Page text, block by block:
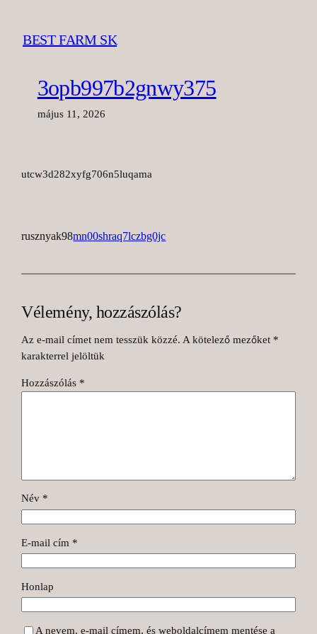
tartalomhoz
BEST FARM SK
3opb997b2gnwy375
május 11, 2026
utcw3d282xyfg706n5luqama
rusznyak98mn00shraq7lczbg0jc
Vélemény, hozzászólás?
Az e-mail címet nem tesszük közzé. A kötelező mezőket *
karakterrel jelöltük
Hozzászólás *
Név *
E-mail cím *
Honlap
A nevem, e-mail címem, és weboldalcímem mentése a